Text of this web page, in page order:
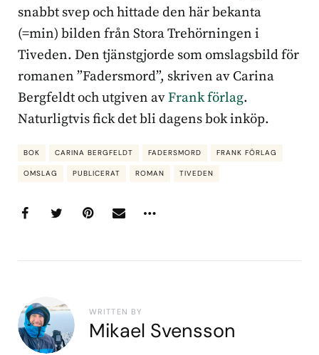
snabbt svep och hittade den här bekanta
(=min) bilden från Stora Trehörningen i
Tiveden. Den tjänstgjorde som omslagsbild för
romanen ”Fadersmord”, skriven av Carina
Bergfeldt och utgiven avFrank förlag.
Naturligtvis fick det bli dagens bok inköp.
BOK CARINA BERGFELDT FADERSMORD FRANK FÖRLAG
OMSLAG PUBLICERAT ROMAN TIVEDEN
WRITTEN BY
Mikael Svensson